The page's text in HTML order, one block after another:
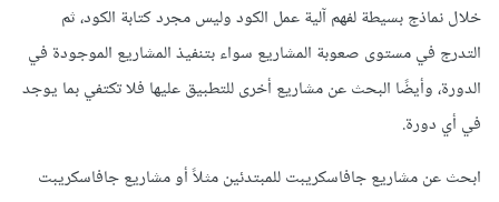
خلال نماذج بسيطة لفهم آلية عمل الكود وليس مجرد كتابة الكود، ثم
التدرج في مستوى صعوبة المشاريع سواء بتنفيذ المشاريع الموجودة في
الدورة، وأيضًا البحث عن مشاريع أخرى للتطبيق عليها فلا تكتفي بما يوجد
في أي دورة.
ابحث عن مشاريع جافاسكريبت للمبتدئين مثلاً أو مشاريع جافاسكريبت